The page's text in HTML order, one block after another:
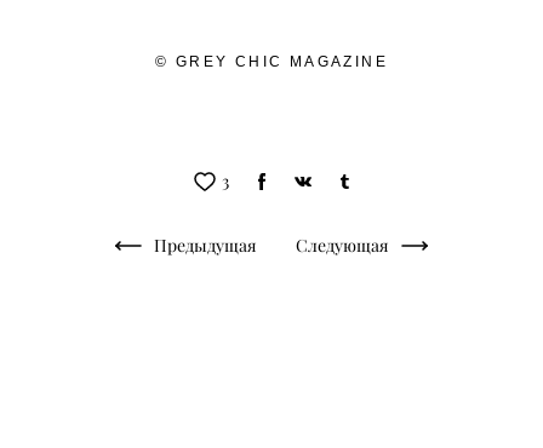
© GREY CHIC MAGAZINE
3
Предыдущая Следующая